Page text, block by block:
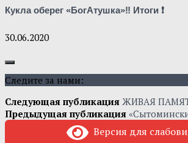
Кукла оберег «БогАтушка»‼ Итоги ❗
30.06.2020
Следите за нами:
Следующая публикация ЖИВАЯ
Предыдущая публикация
Версия для